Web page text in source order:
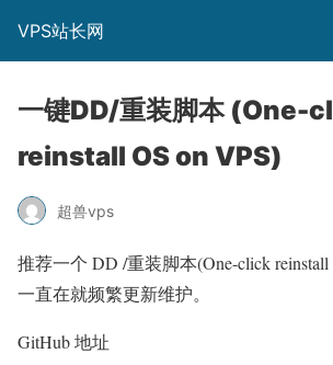
VPS站长网
一键DD/重装脚本 (One-
reinstall OS on VPS)
超兽vps
推荐一个 DD /重装脚本(One-click
一直在就频繁更新维护。
GitHub 地址